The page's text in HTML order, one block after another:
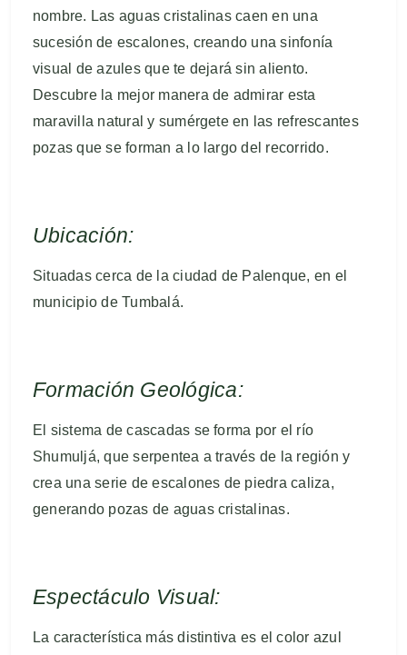
nombre. Las aguas cristalinas caen en una
sucesión de escalones, creando una sinfonía
visual de azules que te dejará sin aliento.
Descubre la mejor manera de admirar esta
maravilla natural y sumérgete en las refrescantes
pozas que se forman a lo largo del recorrido.
Ubicación:
Situadas cerca de la ciudad de Palenque, en el
municipio de Tumbalá.
Formación Geológica:
El sistema de cascadas se forma por el río
Shumuljá, que serpentea a través de la región y
crea una serie de escalones de piedra caliza,
generando pozas de aguas cristalinas.
Espectáculo Visual:
La característica más distintiva es el color azul